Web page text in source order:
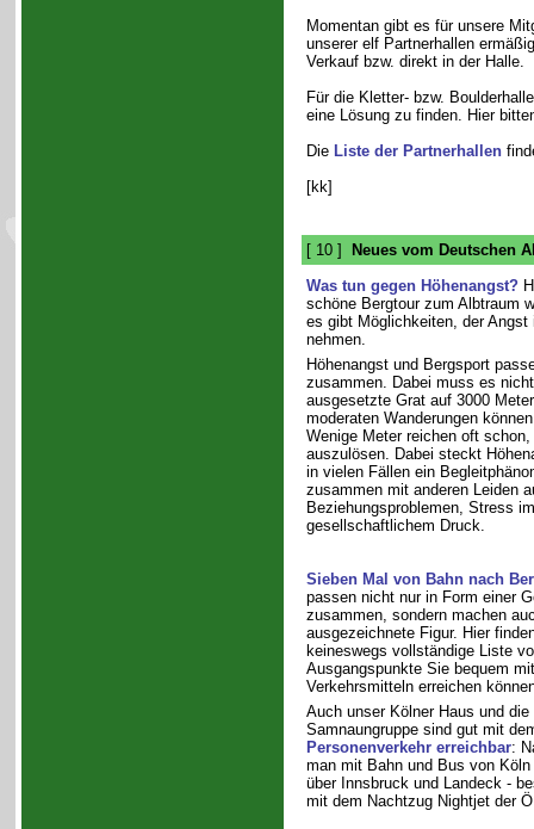
Momentan gibt es für unsere
unserer elf Partnerhallen
Verkauf bzw. direkt in der Halle.
Für die Kletter- bzw.
eine Lösung zu finden. Hier
Die Liste der Partnerhallen
[kk]
[ 10 ]
Neues vom Deutschen
Was tun gegen Höhenangst?
schöne Bergtour zum Albtraum
es gibt Möglichkeiten, der Angst
nehmen.
Höhenangst und Bergsport
zusammen. Dabei muss es
ausgesetzte Grat auf 3000
moderaten Wanderungen
Wenige Meter reichen oft
auszulösen. Dabei steckt
in vielen Fällen ein
zusammen mit anderen Leiden
Beziehungsproblemen, Stress
gesellschaftlichem Druck.
Sieben Mal von Bahn nach
passen nicht nur in Form einer
zusammen, sondern machen
ausgezeichnete Figur. Hier
keineswegs vollständige Liste
Ausgangspunkte Sie bequem
Verkehrsmitteln erreichen
Auch unser Kölner Haus und
Samnaungruppe sind gut mit
Personenverkehr erreichbar:
man mit Bahn und Bus von
über Innsbruck und Landeck -
mit dem Nachtzug Nightjet der